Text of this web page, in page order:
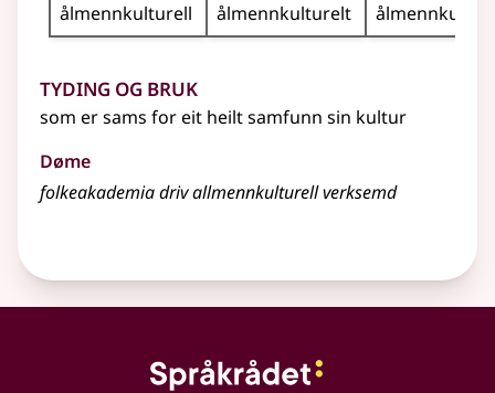
ålmennkulturell
ålmennkulturelt
Tyding og bruk
som er sams for eit heilt samfunn sin kultur
Døme
folkeakademia driv allmennkulturell verksemd